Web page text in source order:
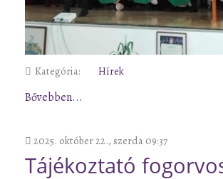
Kategória: Hírek
Bővebben...
2025. október 22., szerda 09:37
Tájékoztató